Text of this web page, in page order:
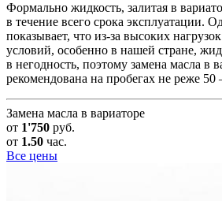
Формально жидкость, залитая в
в течение всего срока эксплуатации.
показывает, что из-за высоких
условий, особенно в нашей стране,
в негодность, поэтому замена масла в
рекомендована на пробегах не реже 50
Замена масла в вариаторе
от 1'750 руб.
от 1.50 час.
Все цены